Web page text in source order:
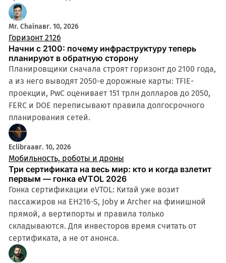
Mr. Chainавг. 10, 2026
Горизонт 2126
Начни с 2100: почему инфраструктуру теперь
планируют в обратную сторону
Планировщики сначала строят горизонт до 2100 года,
а из него выводят 2050-е дорожные карты: TFIE-
проекции, PwC оценивает 151 трлн долларов до 2050,
FERC и DOE переписывают правила долгосрочного
планирования сетей.
Eclibraавг. 10, 2026
Мобильность, роботы и дроны
Три сертификата на весь мир: кто и когда взлетит
первым — гонка eVTOL 2026
Гонка сертификации eVTOL: Китай уже возит
пассажиров на EH216-S, Joby и Archer на финишной
прямой, а вертипорты и правила только
складываются. Для инвесторов время считать от
сертификата, а не от анонса.